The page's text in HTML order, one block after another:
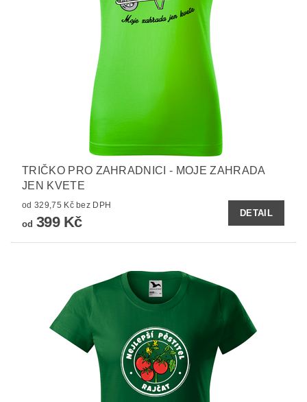
TRIČKO PRO ZAHRADNICI - MOJE ZAHRADA
JEN KVETE
od 329,75 Kč bez DPH
od 399 Kč
DETAIL